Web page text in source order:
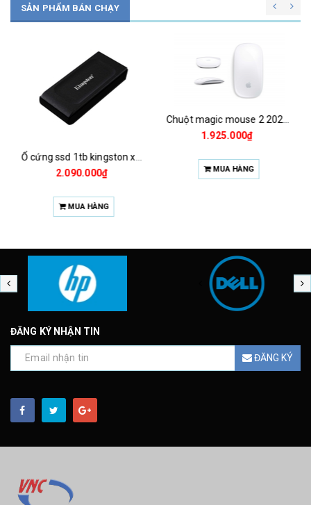
SẢN PHẨM BÁN CHẠY
Ổ cứng ssd 1tb kingston xs1000 (bảo hành 3 năm)
2.090.000₫
MUA HÀNG
1.925.000₫
MUA HÀNG
ĐĂNG KÝ NHẬN TIN
ĐĂNG KÝ